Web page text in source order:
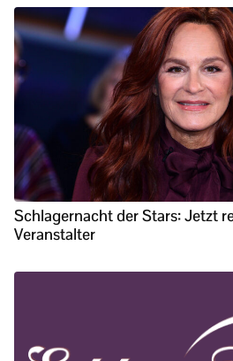
Schlagernacht der Stars: Jetzt
Veranstalter